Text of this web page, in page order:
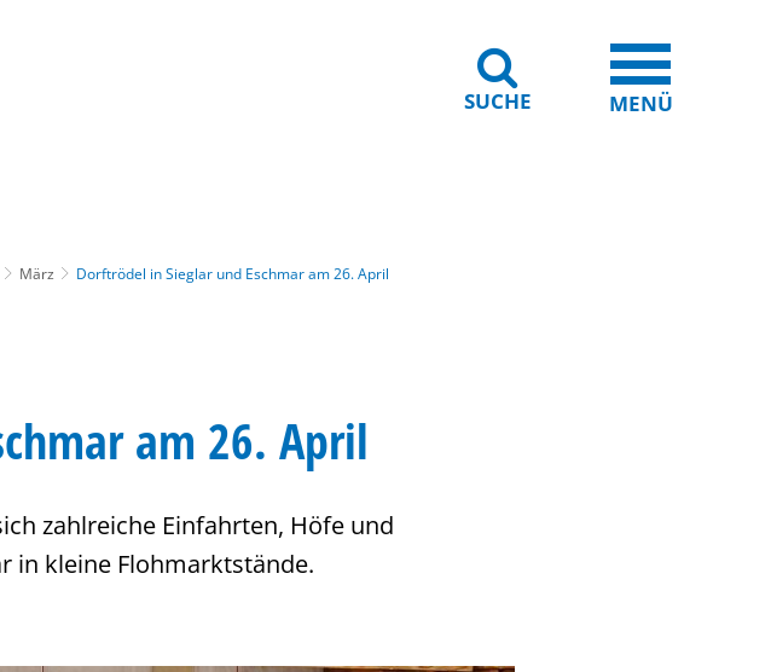
SUCHE MENÜ
März Dorftrödel in Sieglar und Eschmar am 26. April
am 26. April
zahlreiche Einfahrten, Höfe und
in kleine Flohmarktstände.